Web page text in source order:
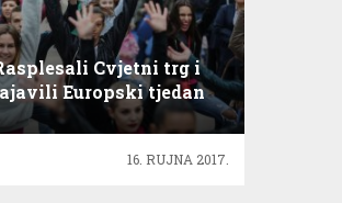
Cvjetni trg i
Europski tjedan
sporta
16. RUJNA 2017.